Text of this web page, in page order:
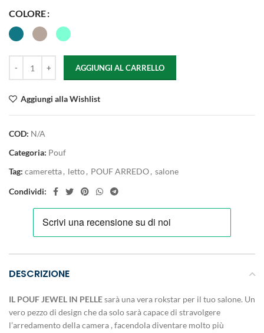
COLORE
AGGIUNGI AL CARRELLO
Aggiungi alla Wishlist
COD: N/A
Categoria: Pouf
Tag: cameretta, letto, POUF ARREDO, salone
Condividi:
DESCRIZIONE
IL POUF JEWEL IN PELLEsarà una vera rokstar per il tuo salone. Un
vero pezzo di design che da solo sarà capace di stravolgere
l’arredamento della camera , facendola diventare molto più